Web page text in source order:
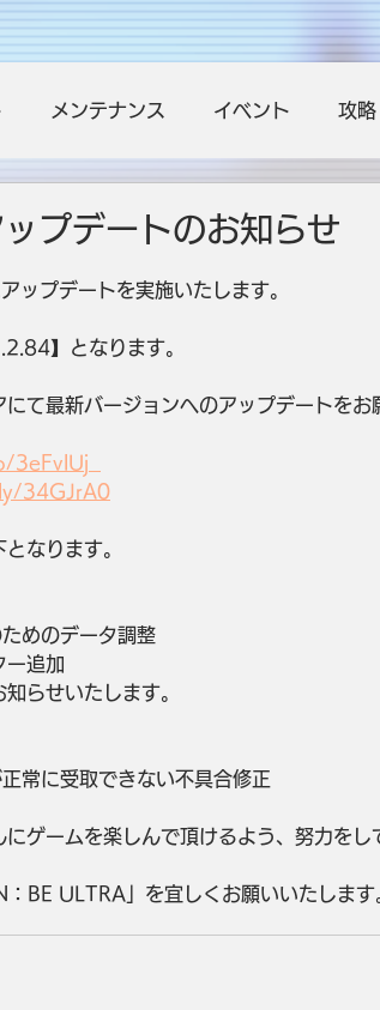
メンテナンス イベント 攻略
プデートのお知らせ
プデートを実施いたします。
】となります。
にて最新バージョンへのアップデートをお
3eFvlUj
34GJrA0
なります。
めのデータ調整
追加
らせいたします。
常に受取できない不具合修正
ゲームを楽しんで頂けるよう、努力をし
BE ULTRA」を宜しくお願いいたします